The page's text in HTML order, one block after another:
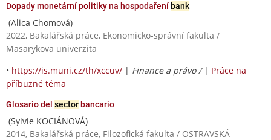
Dopady monetární politiky na hospodaření bank
(Alica Chomová)
2022, Bakalářská práce, Ekonomicko-správní fakulta /
Masarykova univerzita
• https://is.muni.cz/th/xccuv/ | Finance a právo / | Práce na
příbuzné téma
Glosario del sector bancario
(Sylvie KOCIÁNOVÁ)
2014, Bakalářská práce, Filozofická fakulta / OSTRAVSKÁ